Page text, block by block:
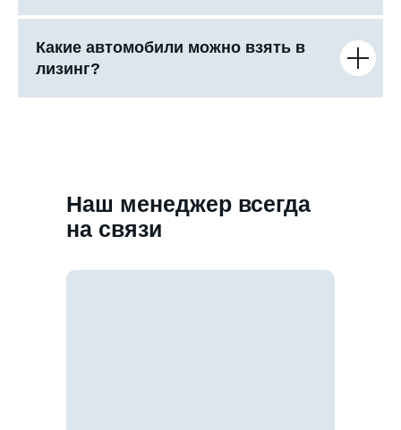
Какие автомобили можно взять в
лизинг?
Наш менеджер всегда
на связи